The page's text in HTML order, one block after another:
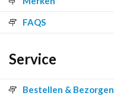
FAQS
Service
Bestellen & Bezorgen